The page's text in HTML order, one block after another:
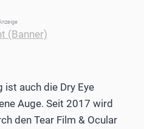
ist auch die Dry Eye
Auge. Seit 2017 wird
den Tear Film & Ocular